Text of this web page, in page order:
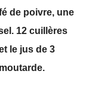
de poivre, une
12 cuillères
le jus de 3